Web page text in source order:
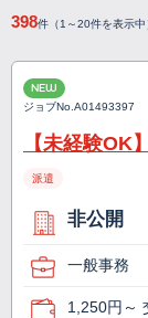
398件（1～20件を表示中
NEW
ジョブNo.A01493397
【未経験OK
派遣
非公開
一般事務
1,250円～